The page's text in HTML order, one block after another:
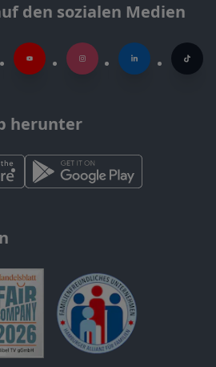
den sozialen Medien
herunter